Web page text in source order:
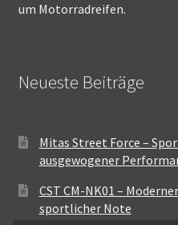
um Motorradreifen.
Neueste Beiträge
Mitas Street Force –
ausgewogener
CST CM-NK01 –
sportlicher Note